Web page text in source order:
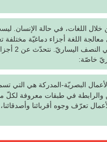
اللغات، في حالة الإنسان.
اللغة أجزاء دماغيّة مختلفة
متكاملة من خلال أجهزة
خاصّة:
البصريّة-المدركة هي التي
والرابطة في طبقات معروفة لكلّ
تعرّف وجوه أقربائنا وأصدقائنا،